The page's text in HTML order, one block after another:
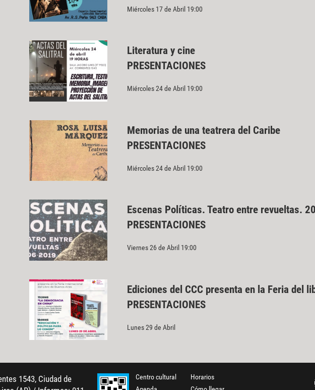
Miércoles 17 de Abril 19:00
Literatura y cine
PRESENTACIONES
Miércoles 24 de Abril 19:00
Memorias de una teatrera del Caribe
PRESENTACIONES
Miércoles 24 de Abril 19:00
Escenas Políticas. Teatro entre revueltas.
PRESENTACIONES
Viernes 26 de Abril 19:00
Ediciones del CCC presenta en la Feria del
PRESENTACIONES
Lunes 29 de Abril
1543, Ciudad de
Centro cultural
Horarios